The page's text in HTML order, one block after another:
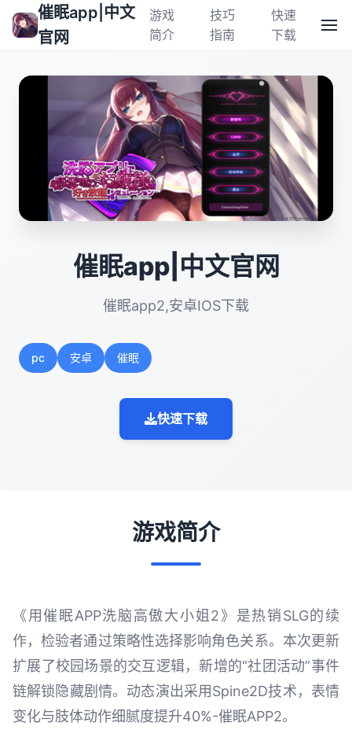
催眠app|中文
官网
游戏
简介
技巧
指南
快速
下载
催眠app|中文官网
催眠app2,安卓IOS下载
pc 安卓 催眠
快速下载
游戏简介
《用催眠APP洗脑高傲大小姐2》是热销SLG的续
作，检验者通过策略性选择影响角色关系。本次更新
扩展了校园场景的交互逻辑，新增的“社团活动”事件
链解锁隐藏剧情。动态演出采用Spine2D技术，表情
变化与肢体动作细腻度提升40%-催眠APP2。